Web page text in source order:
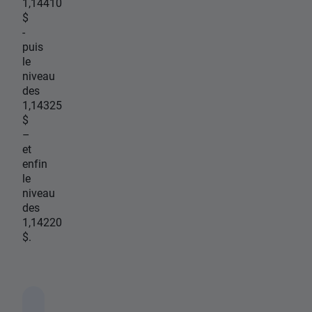
$
-
puis
le
niveau
des
1,14325
$
–
et
enfin
le
niveau
des
1,14220
$.